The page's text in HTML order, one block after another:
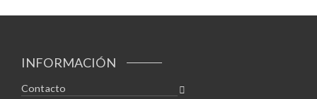
INFORMACIÓN
Contacto